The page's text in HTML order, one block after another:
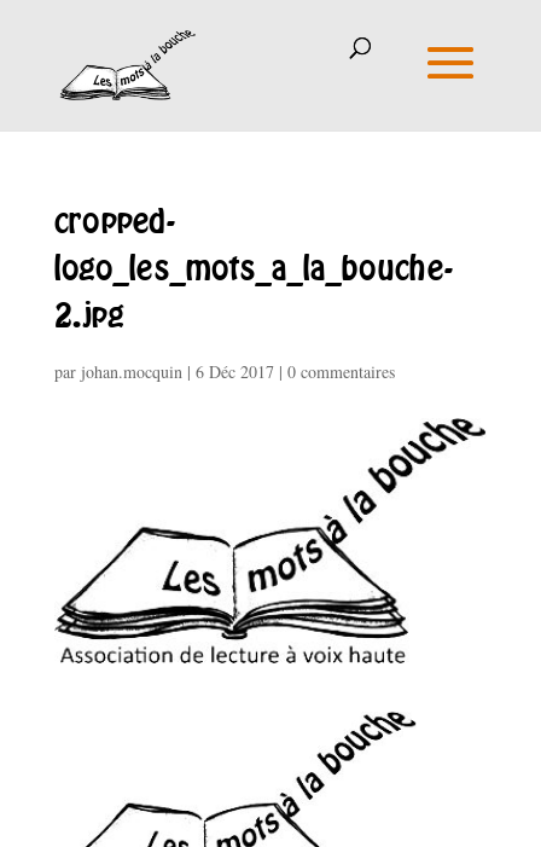
cropped-
logo_les_mots_a_la_bouche-
2.jpg
par johan.mocquin| 6 Déc 2017| 0 commentaires